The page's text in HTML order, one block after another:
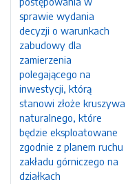
sprawie wydania
decyzji o warunkach
zabudowy dla
zamierzenia
polegającego na
inwestycji, którą
stanowi złoże kruszywa
naturalnego, które
będzie eksploatowane
zgodnie z planem ruchu
zakładu górniczego na
działkach